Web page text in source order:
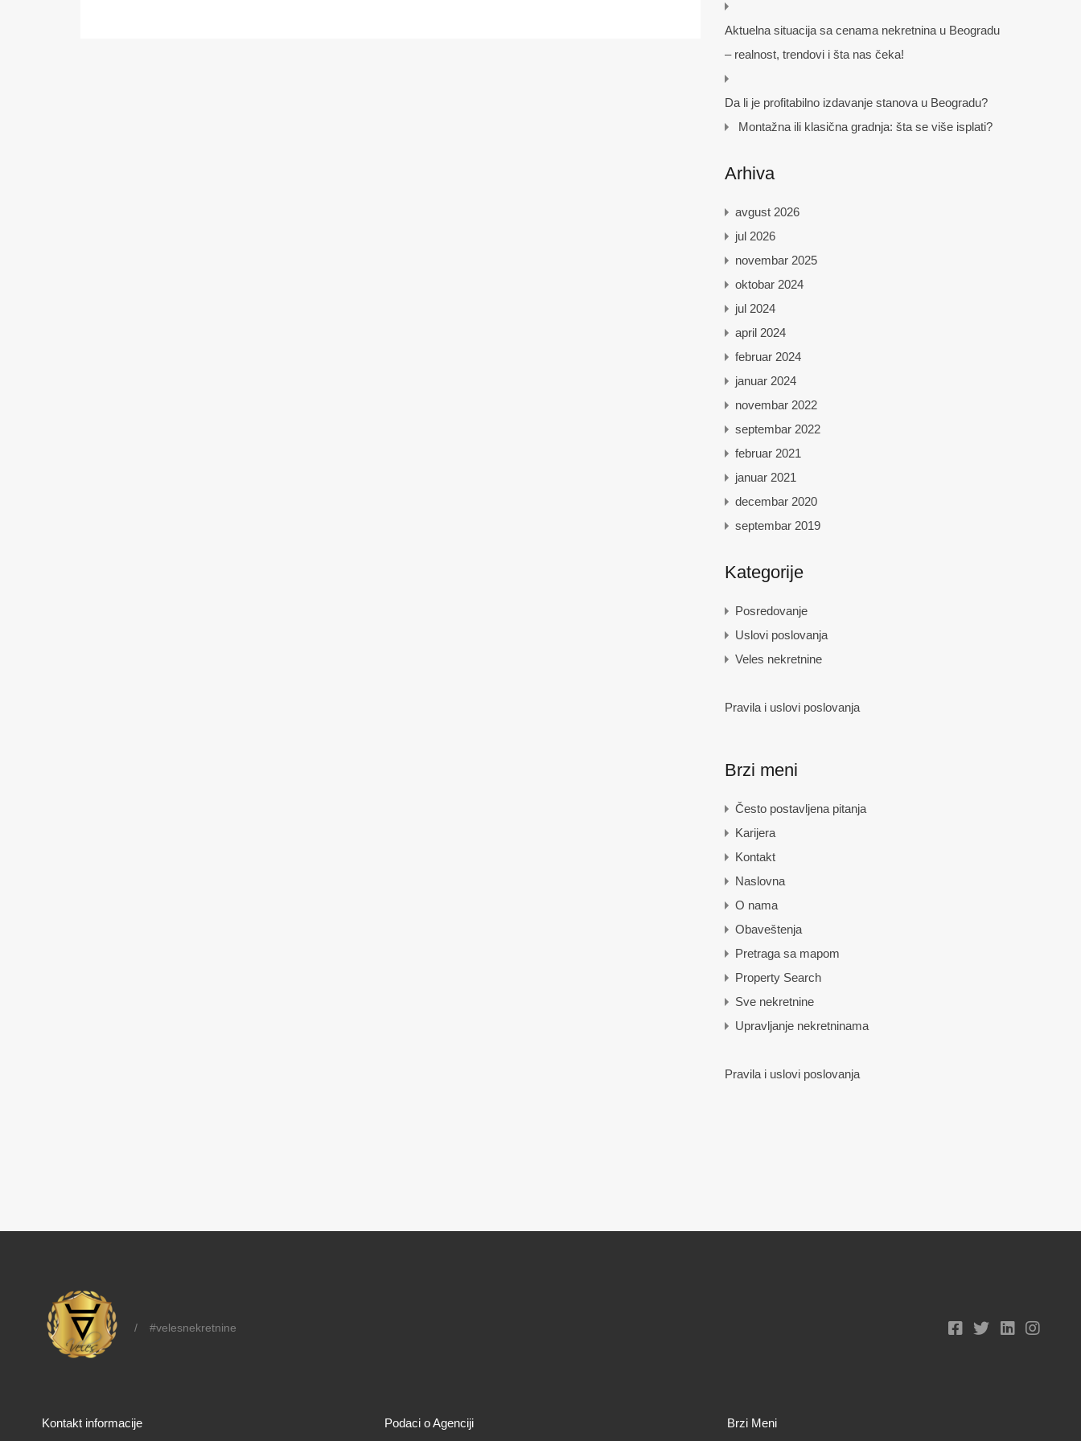
Aktuelna situacija sa cenama nekretnina u Beogradu
– realnost, trendovi i šta nas čeka!
Da li je profitabilno izdavanje stanova u Beogradu?
Montažna ili klasična gradnja: šta se više isplati?
Arhiva
avgust 2026
jul 2026
novembar 2025
oktobar 2024
jul 2024
april 2024
februar 2024
januar 2024
novembar 2022
septembar 2022
februar 2021
januar 2021
decembar 2020
septembar 2019
Kategorije
Posredovanje
Uslovi poslovanja
Veles nekretnine
Pravila i uslovi poslovanja
Brzi meni
Često postavljena pitanja
Karijera
Kontakt
Naslovna
O nama
Obaveštenja
Pretraga sa mapom
Property Search
Sve nekretnine
Upravljanje nekretninama
Pravila i uslovi poslovanja
/ #velesnekretnine
Kontakt informacije Podaci o Agenciji Brzi Meni